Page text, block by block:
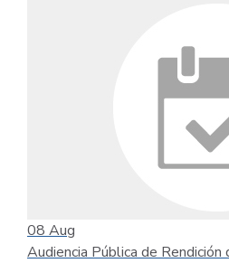
08 Aug
Audiencia Pública de Rendición